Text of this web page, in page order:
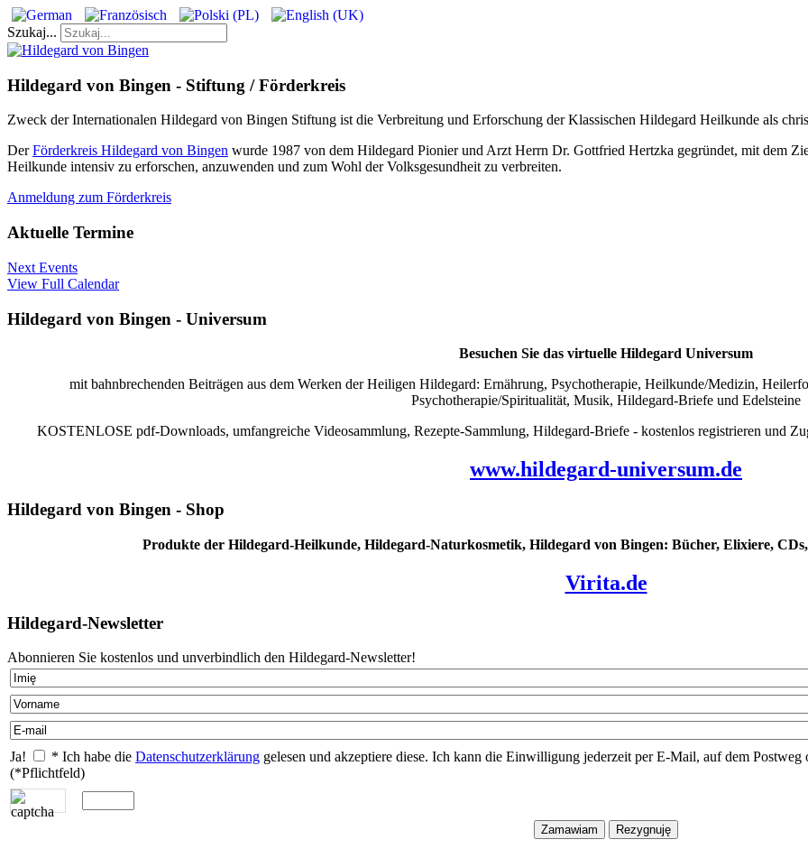
Szukaj...
Hildegard von Bingen - Stiftung / Förderkreis
Zweck der Internationalen Hildegard von Bingen Stiftung ist die Verbreitung und Erforschung der Klassischen Hildegard Heilkunde als
DerFörderkreis Hildegard von Bingen wurde 1987 von dem Hildegard Pionier und Arzt Herrn Dr. Gottfried Hertzka gegründet, mit dem
Heilkunde intensiv zu erforschen, anzuwenden und zum Wohl der Volksgesundheit zu verbreiten.
Anmeldung zum Förderkreis
Aktuelle Termine
Next Events
View Full Calendar
Hildegard von Bingen - Universum
Besuchen Sie das virtuelle Hildegard Universum
mit bahnbrechenden Beiträgen aus dem Werken der Heiligen Hildegard: Ernährung, Psychotherapie, Heilkunde/Medizin,
Psychotherapie/Spiritualität, Musik, Hildegard-Briefe und Edelsteine
KOSTENLOSE pdf-Downloads, umfangreiche Videosammlung, Rezepte-Sammlung, Hildegard-Briefe - kostenlos registrieren und
www.hildegard-universum.de
Hildegard von Bingen - Shop
Produkte der Hildegard-Heilkunde, Hildegard-Naturkosmetik, Hildegard von Bingen: Bücher, Elixiere,
Virita.de
Hildegard-Newsletter
Abonnieren Sie kostenlos und unverbindlich den Hildegard-Newsletter!
Ja! * Ich habe die Datenschutzerklärung gelesen und akzeptiere diese. Ich kann die Einwilligung jederzeit per E-Mail, auf dem
(*Pflichtfeld)